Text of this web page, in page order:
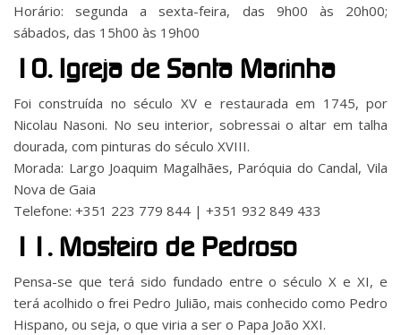
Horário: segunda a sexta-feira, das 9h00 às 20h00;
sábados, das 15h00 às 19h00
10. Igreja de Santa Marinha
Foi construída no século XV e restaurada em 1745, por
Nicolau Nasoni. No seu interior, sobressai o altar em talha
dourada, com pinturas do século XVIII.
Morada: Largo Joaquim Magalhães, Paróquia do Candal, Vila
Nova de Gaia
Telefone: +351 223 779 844 | +351 932 849 433
11. Mosteiro de Pedroso
Pensa-se que terá sido fundado entre o século X e XI, e
terá acolhido o frei Pedro Julião, mais conhecido como Pedro
Hispano, ou seja, o que viria a ser o Papa João XXI.